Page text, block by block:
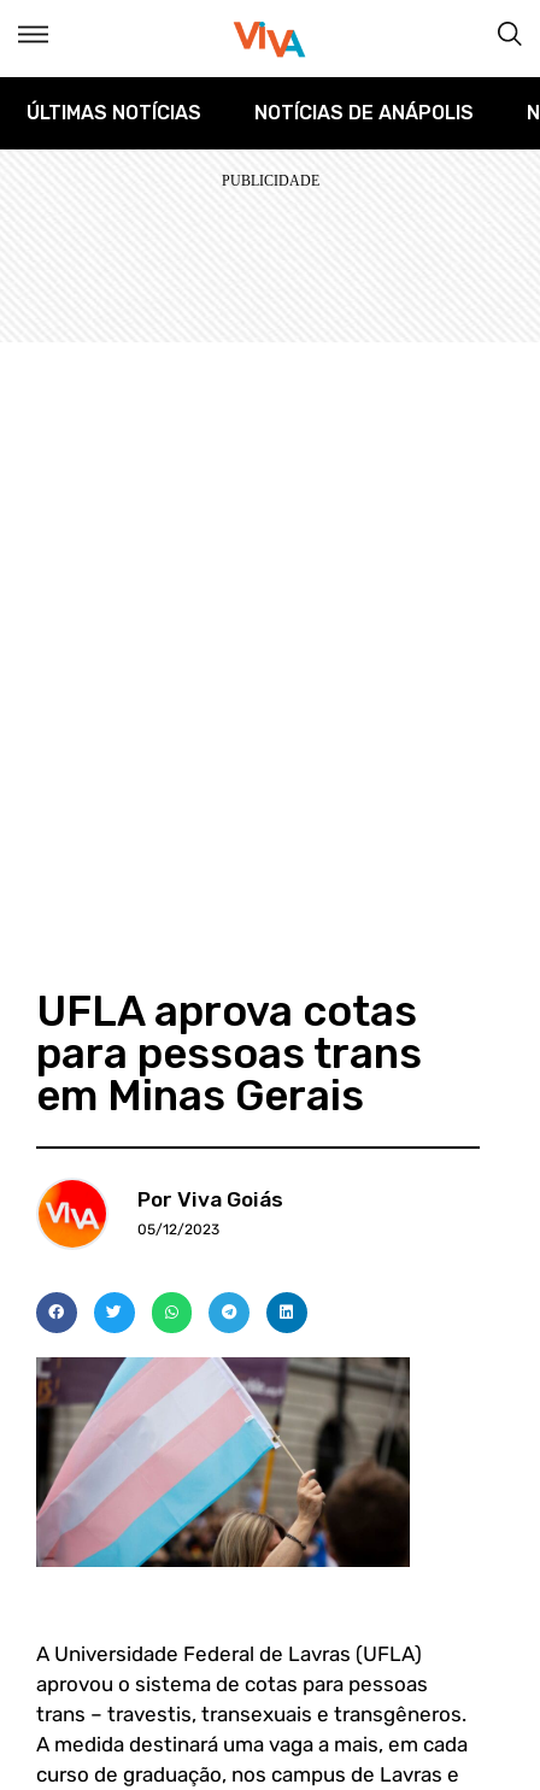
ÚLTIMAS NOTÍCIAS NOTÍCIAS DE ANÁPOLIS
UFLA aprova cotas
para pessoas trans
em Minas Gerais
Por Viva Goiás
05/12/2023
A Universidade Federal de Lavras (UFLA)
aprovou o sistema de cotas para pessoas
trans – travestis, transexuais e transgêneros.
A medida destinará uma vaga a mais, em cada
curso de graduação, nos campus de Lavras e